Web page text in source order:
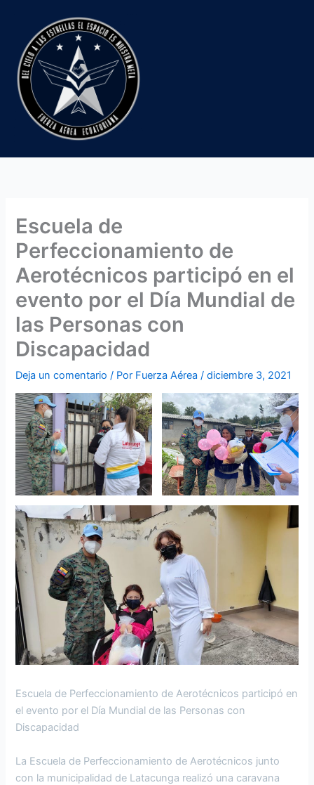
contenido
Escuela de
Perfeccionamiento de
Aerotécnicos participó en el
evento por el Día Mundial de
las Personas con
Discapacidad
Deja un comentario / Por Fuerza Aérea/diciembre 3, 2021
Escuela de Perfeccionamiento de Aerotécnicos participó en
el evento por el Día Mundial de las Personas con
Discapacidad
La Escuela de Perfeccionamiento de Aerotécnicos junto
con la municipalidad de Latacunga realizó una caravana